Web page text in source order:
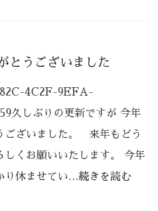
とうございました
4C2F-9EFA-
久しぶりの更新ですが 今年
ございました。 来年もどう
しくお願いいたします。 今年
り休ませてい …続きを読む